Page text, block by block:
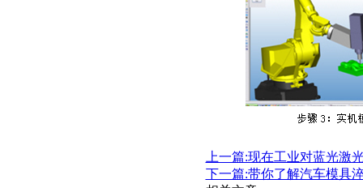
上一篇:现在工业对蓝光激
下一篇:带你了解汽车模具